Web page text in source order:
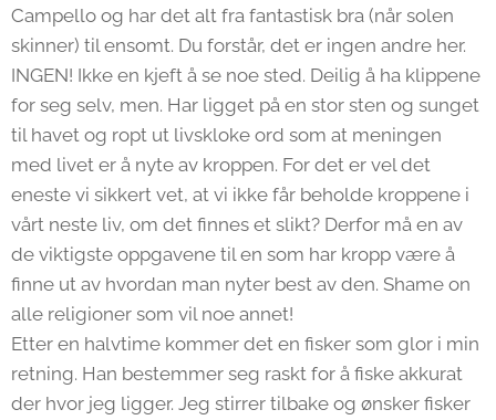
Campello og har det alt fra fantastisk bra (når solen
skinner) til ensomt. Du forstår, det er ingen andre her.
INGEN! Ikke en kjeft å se noe sted. Deilig å ha klippene
for seg selv, men. Har ligget på en stor sten og sunget
til havet og ropt ut livskloke ord som at meningen
med livet er å nyte av kroppen. For det er vel det
eneste vi sikkert vet, at vi ikke får beholde kroppene i
vårt neste liv, om det finnes et slikt? Derfor må en av
de viktigste oppgavene til en som har kropp være å
finne ut av hvordan man nyter best av den. Shame on
alle religioner som vil noe annet!
Etter en halvtime kommer det en fisker som glor i min
retning. Han bestemmer seg raskt for å fiske akkurat
der hvor jeg ligger. Jeg stirrer tilbake og ønsker fisker